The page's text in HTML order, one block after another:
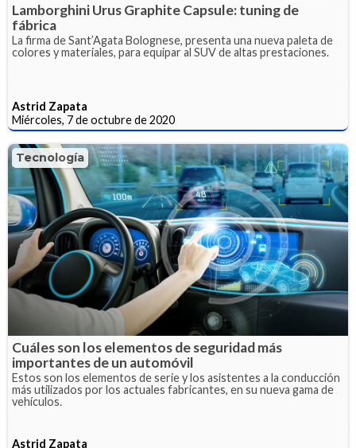
Lamborghini Urus Graphite Capsule: tuning de
fábrica
La firma de Sant’Agata Bolognese, presenta una nueva paleta de
colores y materiales, para equipar al SUV de altas prestaciones.
Astrid Zapata
Miércoles, 7 de octubre de 2020
Tecnología
Cuáles son los elementos de seguridad más
importantes de un automóvil
Estos son los elementos de serie y los asistentes a la conducción
más utilizados por los actuales fabricantes, en su nueva gama de
vehículos.
Astrid Zapata